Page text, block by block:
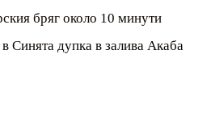
бряг около 10 минути
Синята дупка в залива Акаба